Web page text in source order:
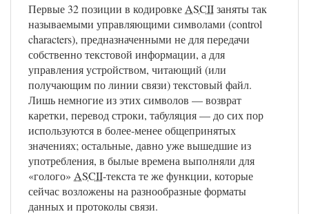
Первые 32 позиции в кодировке ASCIIзаняты так
называемыми управляющими символами (control
characters), предназначенными не для передачи
собственно текстовой информации, а для
управления устройством, читающий (или
получающим по линии связи) текстовый файл.
Лишь немногие из этих символов — возврат
каретки, перевод строки, табуляция — до сих пор
используются в более-менее общепринятых
значениях; остальные, давно уже вышедшие из
употребления, в былые времена выполняли для
«голого» ASCII-текста те же функции, которые
сейчас возложены на разнообразные форматы
данных и протоколы связи.